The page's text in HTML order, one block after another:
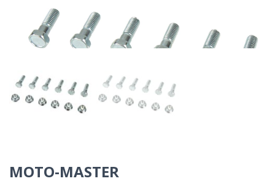
A
L
MOTO-MASTER